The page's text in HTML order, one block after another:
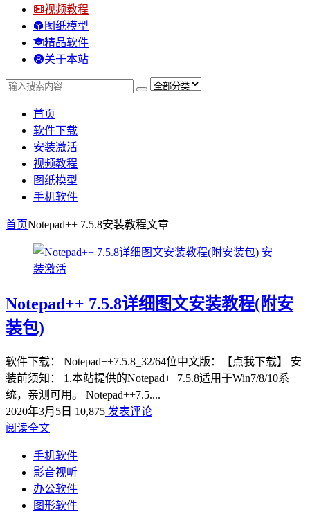
视频教程
图纸模型
精品软件
关于本站
首页
软件下载
安装激活
视频教程
图纸模型
手机软件
首页Notepad++ 7.5.8安装教程文章
安
装激活
Notepad++ 7.5.8详细图文安装教程(附安
装包)
软件下载： Notepad++7.5.8_32/64位中文版：【点我下载】 安
装前须知： 1.本站提供的Notepad++7.5.8适用于Win7/8/10系
统，亲测可用。 Notepad++7.5....
2020年3月5日 10,875 发表评论
阅读全文
手机软件
影音视听
办公软件
图形软件